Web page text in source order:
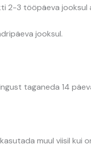
2-3 tööpäeva jooksul
jooksul.
taganeda 14
muul viisil kui